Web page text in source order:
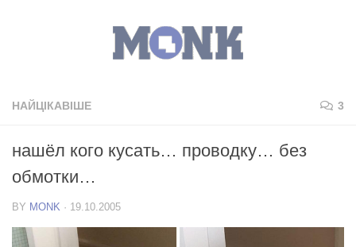
НАЙЦІКАВІШЕ 3
нашёл кого кусать… проводку… без
обмотки…
BY MONK · 19.10.2005